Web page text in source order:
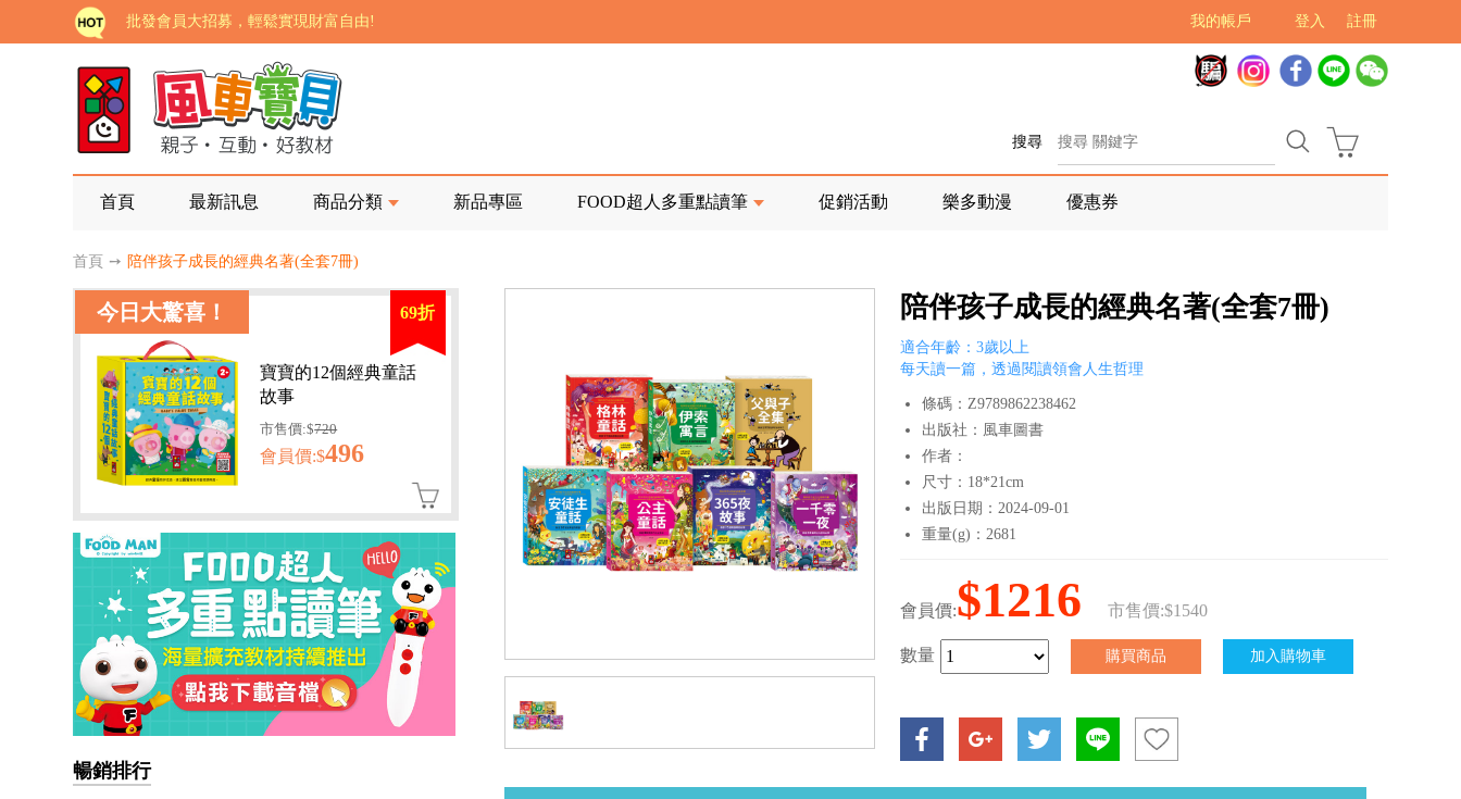
註冊
登入
我的帳戶
批發會員大招募，輕鬆實現財富自由!
如需更改或重開發票 需在訂單成立三天內通知客服 寄回發票需附上回郵郵票
老師您好!!幼教會員火熱招募中~
海外購物免煩惱！點我查看『海外購物流程說明』
家長樂了!「風車書版集團暨FOOD超人企業總部」目前正興建中!
老師您好!!幼教會員火熱招募中~
海外購物免煩惱！點我查看『海外購物流程說明』
搜尋
首頁 最新訊息 商品分類 新品專區 FOOD超人多重點讀筆 促銷活動 樂多動漫 優惠券
首頁 ➙ 陪伴孩子成長的經典名著(全套7冊)
今日大驚喜！ 69折
寶寶的12個經典童話
故事
市售價:$720
會員價:$496
暢銷排行
陪伴孩子成長的經典名著(全套7冊)
適合年齡：3歲以上
每天讀一篇，透過閱讀領會人生哲理
條碼：Z9789862238462
出版社：風車圖書
作者：
尺寸：18*21cm
出版日期：2024-09-01
重量(g)：2681
會員價:$1216 市售價:$1540
數量